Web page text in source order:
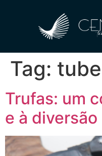
Tag:
Trufas: um
e à diversão